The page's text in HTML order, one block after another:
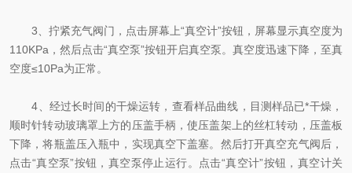
3、拧紧充气阀门，点击屏幕上“真空计”按钮，屏幕显示真空度为
110KPa，然后点击“真空泵”按钮开启真空泵。真空度迅速下降，至真
空度≤10Pa为正常。
4、经过长时间的干燥运转，查看样品曲线，目测样品已*干燥，
顺时针转动玻璃罩上方的压盖手柄，使压盖架上的丝杠转动，压盖板
下降，将瓶盖压入瓶中，实现真空下盖塞。然后打开真空充气阀后，
点击“真空泵”按钮，真空泵停止运行。点击“真空计”按钮，真空计关